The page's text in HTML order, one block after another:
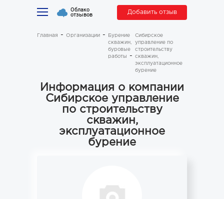
Облако
отзывов Добавить отзыв
Главная Организации
Бурение
скважин,
буровые
работы
Сибирское
управление по
строительству
скважин,
эксплуатационное
бурение
Информация о компании
Сибирское управление
по строительству
скважин,
эксплуатационное
бурение